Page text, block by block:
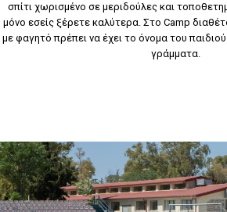
σπίτι χωρισμένο σε μεριδούλες και
μόνο εσείς ξέρετε καλύτερα. Στο Camp
με φαγητό πρέπει να έχει το όνομα του
γράμματα.